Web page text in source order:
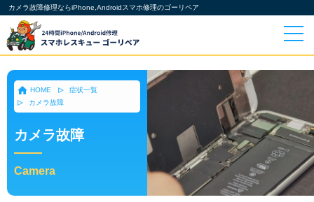
カメラ故障修理ならiPhone,Androidスマホ修理のゴーリペア
HOME
症状一覧
カメラ故障
カメラ故障
Camera